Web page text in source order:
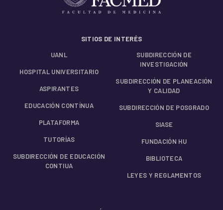
SITIOS DE INTERÉS
UANL
HOSPITAL UNIVERSITARIO
ASPIRANTES
EDUCACIÓN CONTÍNUA
PLATAFORMA
TUTORÍAS
SUBDIRECCIÓN DE EDUCACIÓN
CONTIUA
SUBDIRECCIÓN DE
INVESTIGACIÓN
SUBDIRECCIÓN DE PLANEACIÓN
Y CALIDAD
SUBDIRECCIÓN DE POSGRADO
SIASE
FUNDACIÓN HU
BIBLIOTECA
LEYES Y REGLAMENTOS